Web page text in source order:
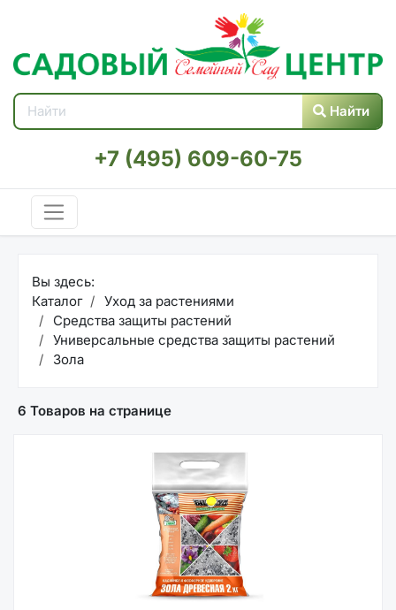
Найти
+7 (495) 609-60-75
Вы здесь:
Каталог
Уход за растениями
Средства защиты растений
Универсальные средства защиты растений
Зола
6 Товаров на странице